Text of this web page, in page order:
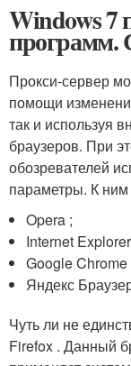
Windows 7
программ.
Прокси-сервер
помощи
так и используя
браузеров. При
обозревателей
параметры. К ним
Opera ;
Internet
Google Chrome
Яндекс
Чуть ли не
Firefox . Данный